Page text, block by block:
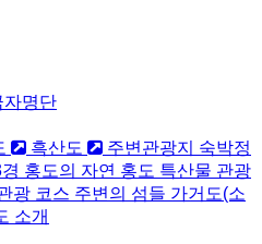
자명단
흑산도 주변관광지 숙박정
홍도의 자연 홍도 특산물 관광
광 코스 주변의 섬들 가거도(소
소개